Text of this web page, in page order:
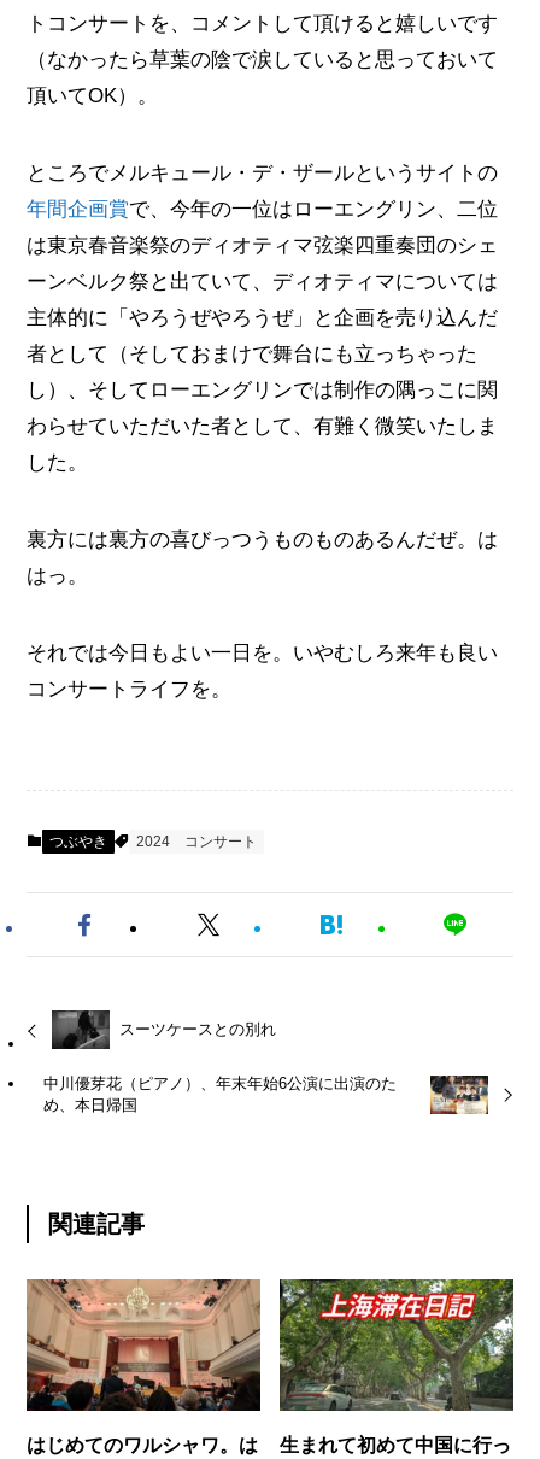
トコンサートを、コメントして頂けると嬉しいです
（なかったら草葉の陰で涙していると思っておいて
頂いてOK）。
ところでメルキュール・デ・ザールというサイトの
年間企画賞で、今年の一位はローエングリン、二位
は東京春音楽祭のディオティマ弦楽四重奏団のシェ
ーンベルク祭と出ていて、ディオティマについては
主体的に「やろうぜやろうぜ」と企画を売り込んだ
者として（そしておまけで舞台にも立っちゃった
し）、そしてローエングリンでは制作の隅っこに関
わらせていただいた者として、有難く微笑いたしま
した。
裏方には裏方の喜びっつうものものあるんだぜ。は
はっ。
それでは今日もよい一日を。いやむしろ来年も良い
コンサートライフを。
つぶやき 2024 コンサート
スーツケースとの別れ
中川優芽花（ピアノ）、年末年始6公演に出演のた
め、本日帰国
関連記事
はじめてのワルシャワ。は 生まれて初めて中国に行っ